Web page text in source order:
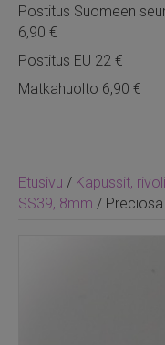
Etusivu / Kapussit,
SS39, 8mm /
Postitus Suomeen
6,90 €
Postitus EU 22 €
Matkahuolto 6,90 €